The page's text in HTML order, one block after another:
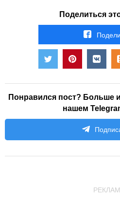
Поделиться
Понравился пост? Больше
нашем